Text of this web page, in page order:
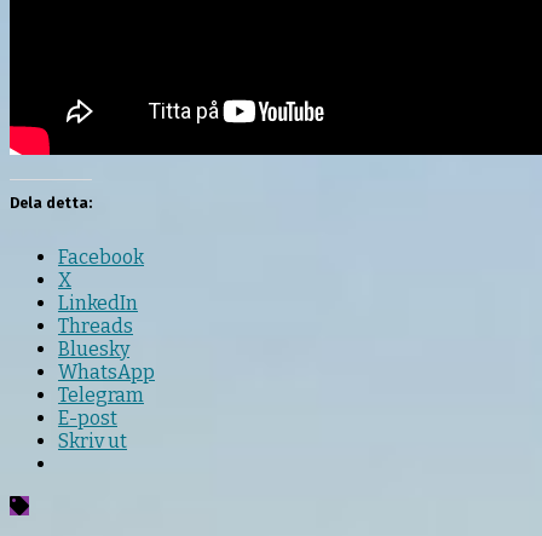
Dela detta:
Facebook
X
LinkedIn
Threads
Bluesky
WhatsApp
Telegram
E-post
Skriv ut